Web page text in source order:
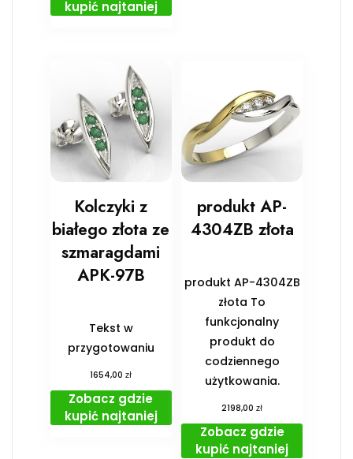
kupić najtaniej
Kolczyki z
białego złota ze
szmaragdami
APK-97B
Tekst w
przygotowaniu
1654,00zł
Zobacz gdzie
kupić najtaniej
produkt AP-
4304ZB złota
produkt AP-4304ZB
złota To
funkcjonalny
produkt do
codziennego
użytkowania.
2198,00zł
Zobacz gdzie
kupić najtaniej